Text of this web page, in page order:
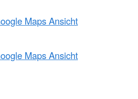
Maps Ansicht
Maps Ansicht